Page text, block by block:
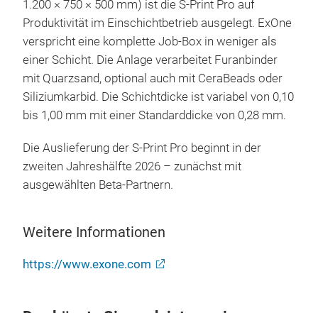
1.200 × 750 × 500 mm) ist die S-Print Pro auf
Produktivität im Einschichtbetrieb ausgelegt. ExOne
verspricht eine komplette Job-Box in weniger als
einer Schicht. Die Anlage verarbeitet Furanbinder
mit Quarzsand, optional auch mit CeraBeads oder
Siliziumkarbid. Die Schichtdicke ist variabel von 0,10
bis 1,00 mm mit einer Standarddicke von 0,28 mm.
Die Auslieferung der S-Print Pro beginnt in der
zweiten Jahreshälfte 2026 – zunächst mit
ausgewählten Beta-Partnern.
Weitere Informationen
https://www.exone.com